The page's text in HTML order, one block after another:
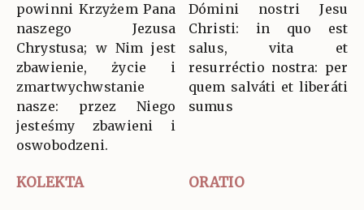
powinni Krzyżem Pana
naszego Jezusa
Chrystusa; w Nim jest
zbawienie, życie i
zmartwychwstanie
nasze: przez Niego
jesteśmy zbawieni i
oswobodzeni.
Dómini nostri Jesu
Christi: in quo est
salus, vita et
resurréctio nostra: per
quem salváti et liberáti
sumus
KOLEKTA ORATIO